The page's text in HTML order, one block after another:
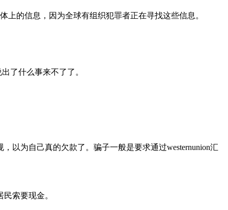
的信息，因为全球有组织犯罪者正在寻找这些信息。
了什么事来不了了。
以为自己真的欠款了。骗子一般是要求通过westernunion汇
索要现金。